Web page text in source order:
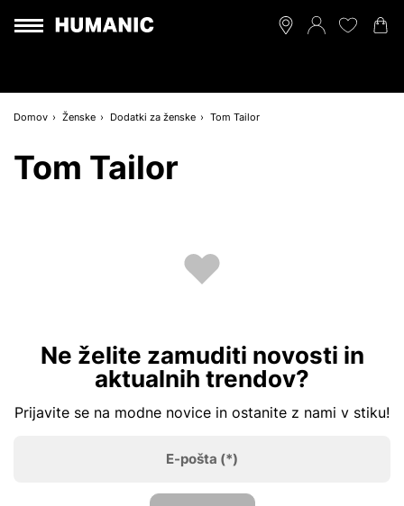
Domov Ženske Dodatki za ženske Tom Tailor
Tom Tailor
Ne želite zamuditi novosti in
aktualnih trendov?
Prijavite se na modne novice in ostanite z nami v stiku!
E-pošta (*)